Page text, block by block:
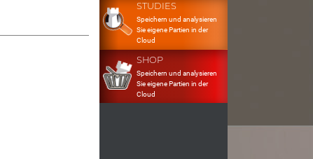
STUDIES
Speichern und analysieren
Sie eigene Partien in der
Cloud
SHOP
Speichern und analysieren
Sie eigene Partien in der
Cloud